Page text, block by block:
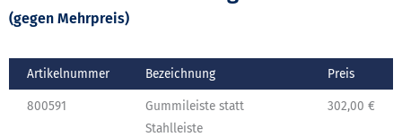
(gegen Mehrpreis)
Artikelnummer Bezeichnung Preis
800591
Gummileiste statt
Stahlleiste
302,00 €